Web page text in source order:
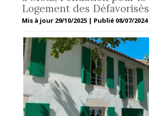
Logement des Défavorisés
Mis à jour 29/10/2025 | Publié 08/07/2024